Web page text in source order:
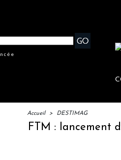
Accueil > DESTIMAG
IFTM : lancement